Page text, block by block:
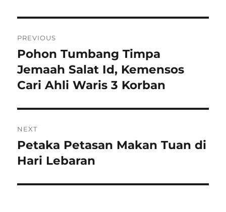
pos
PREVIOUS
Previous
post:
Pohon Tumbang Timpa
Jemaah Salat Id, Kemensos
Cari Ahli Waris 3 Korban
NEXT
Next
post:
Petaka Petasan Makan Tuan di
Hari Lebaran